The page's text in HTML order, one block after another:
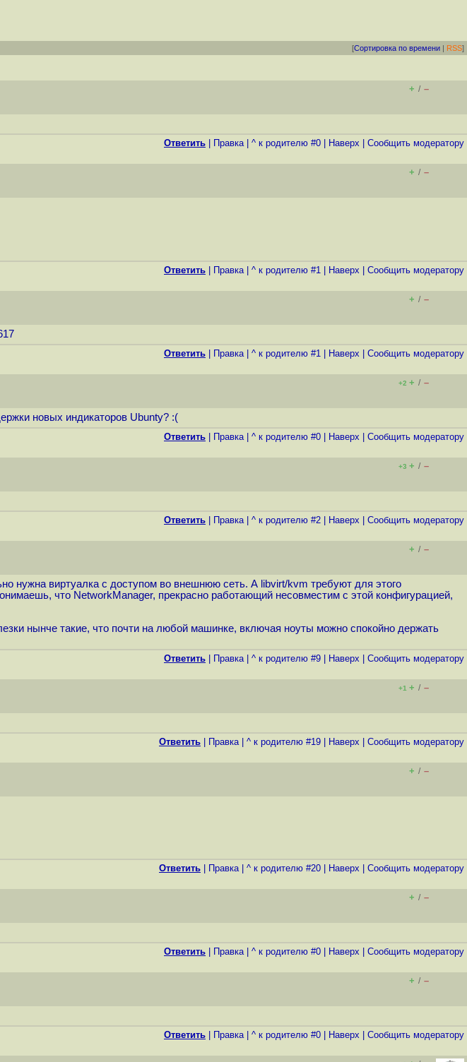
[Сортировка по времени | RSS]
+ / –
Ответить Правка| ^ к родителю #0 Наверх Cообщить модератору
+ / –
Ответить Правка| ^ к родителю #1 Наверх Cообщить модератору
+ / –
Ответить Правка| ^ к родителю #1 Наверх Cообщить модератору
+2 + / –
новых индикаторов Ubunty? :(
Ответить Правка| ^ к родителю #0 Наверх Cообщить модератору
+3 + / –
Ответить Правка| ^ к родителю #2 Наверх Cообщить модератору
+ / –
нужна виртуалка с доступом во внешнюю сеть. А libvirt/kvm требуют для этого
что NetworkManager, прекрасно работающий несовместим с этой конфигурацией,
нынче такие, что почти на любой машинке, включая ноуты можно спокойно держать
Ответить Правка| ^ к родителю #9 Наверх Cообщить модератору
+1 + / –
Ответить Правка| ^ к родителю #19 Наверх Cообщить модератору
+ / –
Ответить Правка| ^ к родителю #20 Наверх Cообщить модератору
+ / –
Ответить Правка| ^ к родителю #0 Наверх Cообщить модератору
+ / –
Ответить Правка| ^ к родителю #0 Наверх Cообщить модератору